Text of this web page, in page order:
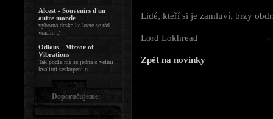
Lidé, kteří si je zamluví, brzy
Lord Lokhread
Zpět na novinky
Alcest - Souvenirs d'un
autre monde
výborná deska ke které se rád
vracím :) ..
Odious - Mirror of
Vibrations
Tak podle mě se jedna o velmi
kvalitní seskupení n ..
Doporučujeme: